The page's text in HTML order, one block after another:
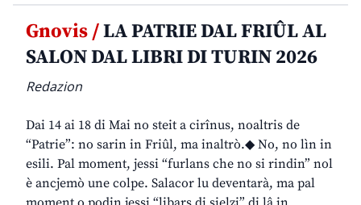
Gnovis /LA PATRIE DAL FRIÛL AL
SALON DAL LIBRI DI TURIN 2026
Redazion
Dai 14 ai 18 di Mai no steit a cirînus, noaltris de
“Patrie”: no sarin in Friûl, ma inaltrò.◆ No, no lìn in
esili. Pal moment, jessi “furlans che no si rindin” nol
è ancjemò une colpe. Salacor lu deventarà, ma pal